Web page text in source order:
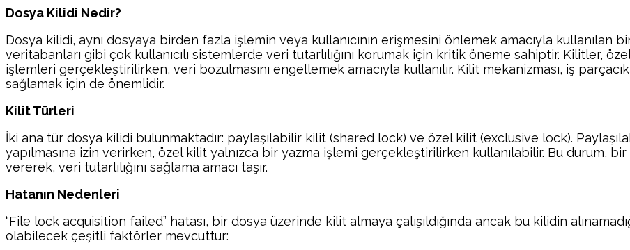
Dosya Kilidi Nedir?
Dosya kilidi, aynı dosyaya birden fazla işlemin veya kullanıcının erişmesini önlemek amacıyla kullanılan
veritabanları gibi çok kullanıcılı sistemlerde veri tutarlılığını korumak için kritik öneme sahiptir. Kilitler,
işlemleri gerçekleştirilirken, veri bozulmasını engellemek amacıyla kullanılır. Kilit mekanizması, iş
sağlamak için de önemlidir.
Kilit Türleri
İki ana tür dosya kilidi bulunmaktadır: paylaşılabilir kilit (shared lock) ve özel kilit (exclusive lock).
yapılmasına izin verirken, özel kilit yalnızca bir yazma işlemi gerçekleştirilirken kullanılabilir. Bu durum,
vererek, veri tutarlılığını sağlama amacı taşır.
Hatanın Nedenleri
“File lock acquisition failed” hatası, bir dosya üzerinde kilit almaya çalışıldığında ancak bu kilidin
olabilecek çeşitli faktörler mevcuttur: